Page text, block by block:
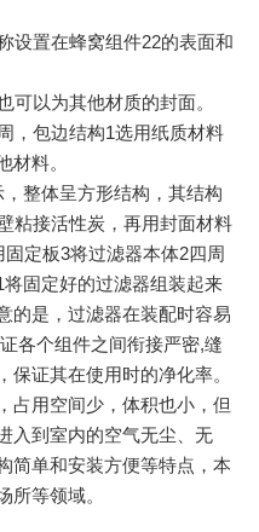
设置在蜂窝组件22的表面和
可以为其他材质的封面。
，包边结构1选用纸质材料
材料。
整体呈方形结构，其结构
粘接活性炭，再用封面材料
定板3将过滤器本体2四周
固定好的过滤器组装起来
的是，过滤器在装配时容易
各个组件之间衔接严密,缝
证其在使用时的净化率。
占用空间少，体积也小，但
入到室内的空气无尘、无
简单和安装方便等特点，本
所等领域。